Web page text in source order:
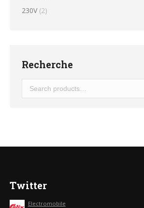
230V (2)
Recherche
Twitter
Electromobile